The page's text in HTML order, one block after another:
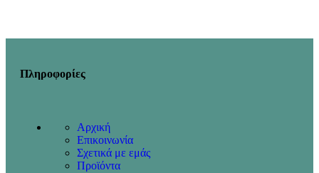
Πληροφορίες
Αρχική
Επικοινωνία
Σχετικά με εμάς
Προϊόντα